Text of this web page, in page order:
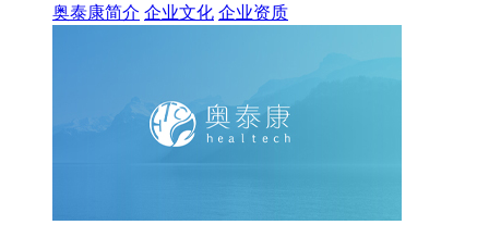
奥泰康简介 企业文化 企业资质